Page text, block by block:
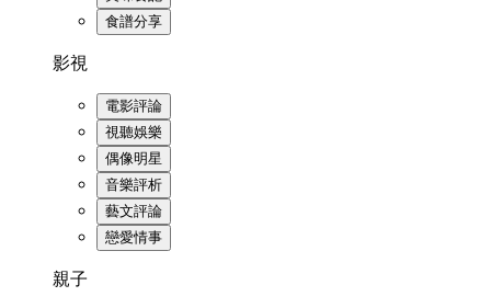
食譜分享
影視
電影評論
視聽娛樂
偶像明星
音樂評析
藝文評論
戀愛情事
親子